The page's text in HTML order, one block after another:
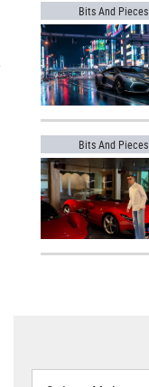
Bits And Pieces
Bits And Pieces